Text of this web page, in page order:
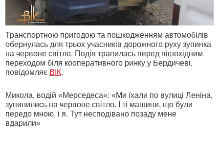
Транспортною пригодою та пошкодженням автомобілів
обернулась для трьох учасників дорожного руху зупинка
на червоне світло. Подія трапилась перед пішохідним
переходом біля кооперативного ринку у Бердичеві,
повідомляє ВІК.
Микола, водій «Мерседеса»: «Ми їхали по вулиці Леніна,
зупинились на червоне світло. І ті машини, що були
передо мною, і я. Тут несподівано позаду мене
вдарили»